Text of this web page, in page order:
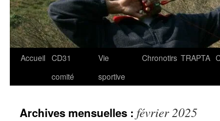
Accueil CD31
comité
Vie
sportive
Chronotirs TRAPTA
Archives mensuelles : février 2025